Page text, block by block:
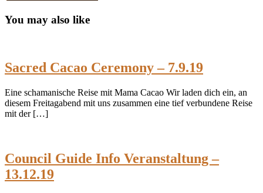
You may also like
Sacred Cacao Ceremony – 7.9.19
Eine schamanische Reise mit Mama Cacao Wir laden dich ein, an
diesem Freitagabend mit uns zusammen eine tief verbundene Reise
mit der […]
Council Guide Info Veranstaltung –
13.12.19